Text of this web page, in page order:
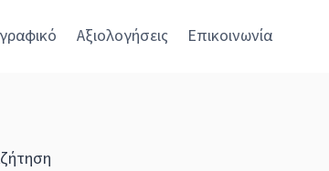
Αξιολογήσεις Επικοινωνία